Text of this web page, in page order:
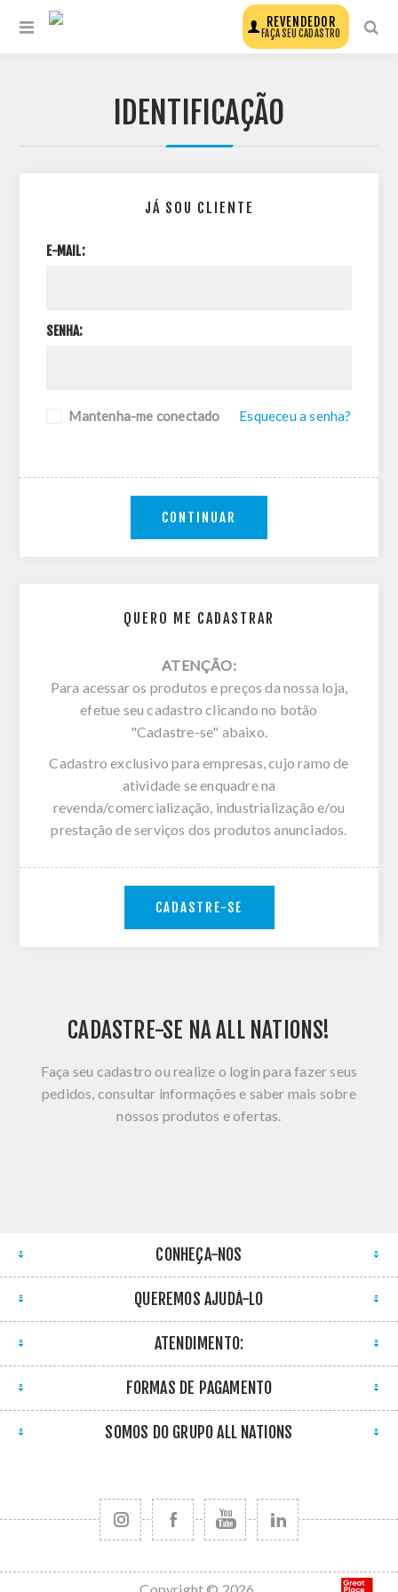
REVENDEDOR
FAÇA SEU CADASTRO
IDENTIFICAÇÃO
QUERO ME CADASTRAR
ATENÇÃO:
Para acessar os produtos e preços da nossa loja,
efetue seu cadastro clicando no botão
"Cadastre-se" abaixo.
Cadastro exclusivo para empresas, cujo ramo de
atividade se enquadre na
revenda/comercialização, industrialização e/ou
prestação de serviços dos produtos anunciados.
CADASTRE-SE
JÁ SOU CLIENTE
E-MAIL:
SENHA:
Mantenha-me conectado Esqueceu a senha?
CONTINUAR
CADASTRE-SE NA ALL NATIONS!
Faça seu cadastro ou realize o login para fazer seus
pedidos, consultar informações e saber mais sobre
nossos produtos e ofertas.
CONHEÇA-NOS
QUEREMOS AJUDÁ-LO
ATENDIMENTO:
FORMAS DE PAGAMENTO
SOMOS DO GRUPO ALL NATIONS